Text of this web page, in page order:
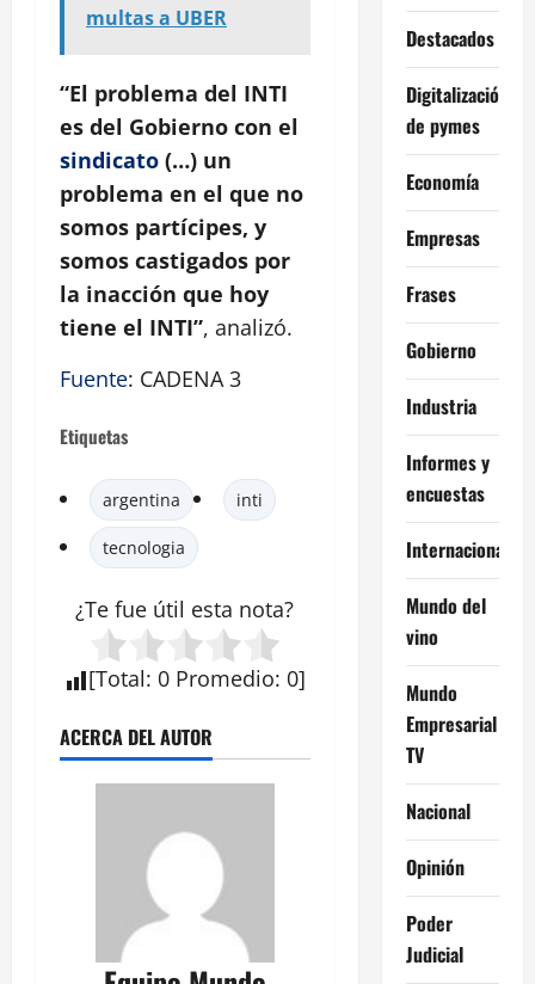
multas a UBER
“El problema del INTI
es del Gobierno con el
sindicato (…) un
problema en el que no
somos partícipes, y
somos castigados por
la inacción que hoy
tiene el INTI”, analizó.
Fuente: CADENA 3
Etiquetas
argentina inti
tecnologia
¿Te fue útil esta nota?
[Total: 0 Promedio: 0]
ACERCA DEL AUTOR
Destacados
Digitalización
de pymes
Economía
Empresas
Frases
Gobierno
Industria
Informes y
encuestas
Internacional
Mundo del
vino
Mundo
Empresarial
TV
Nacional
Opinión
Poder
Judicial